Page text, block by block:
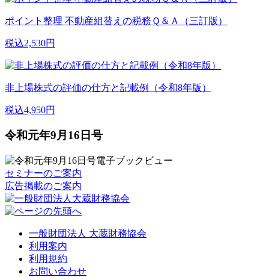
ポイント整理 不動産組替えの税務Ｑ＆Ａ（三訂版）
税込2,530円
非上場株式の評価の仕方と記載例（令和8年版）
税込4,950円
令和元年9月16日号
セミナーのご案内
広告掲載のご案内
一般財団法人 大蔵財務協会
利用案内
利用規約
お問い合わせ